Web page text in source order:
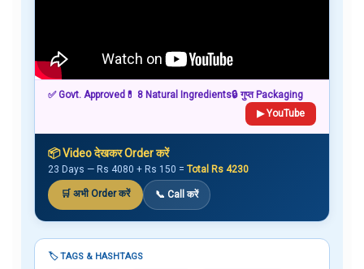
✅ Govt. Approved 💊 8 Natural Ingredients🔒 गुप्त Packaging
▶ YouTube
📦 Video देखकर Order करें
23 Days — Rs 4080 + Rs 150 = Total Rs 4230
🛒 अभी Order करें 📞 Call करें
🏷️ TAGS & HASHTAGS